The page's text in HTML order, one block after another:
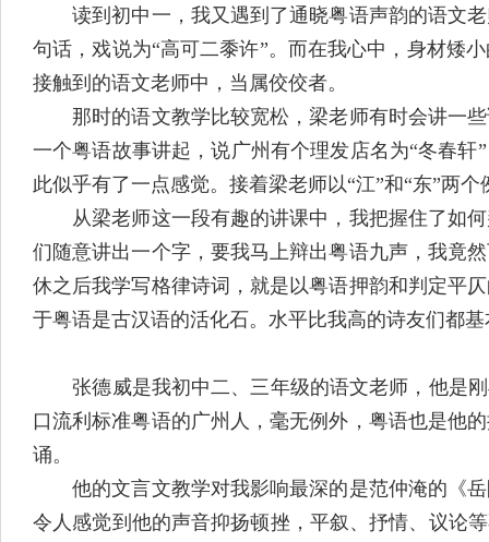
读到初中一，我又遇到了通晓粤语声韵的语文老
句话，戏说为“高可二黍许”。而在我心中，身材矮
接触到的语文老师中，当属佼佼者。
那时的语文教学比较宽松，梁老师有时会讲一些
一个粤语故事讲起，说广州有个理发店名为“冬春
此似乎有了一点感觉。接着梁老师以“江”和“东”两
从梁老师这一段有趣的讲课中，我把握住了如何
们随意讲出一个字，要我马上辩出粤语九声，我竟
休之后我学写格律诗词，就是以粤语押韵和判定平
于粤语是古汉语的活化石。水平比我高的诗友们都
张德威是我初中二、三年级的语文老师，他是刚
口流利标准粤语的广州人，毫无例外，粤语也是他
诵。
他的文言文教学对我影响最深的是范仲淹的《岳
令人感觉到他的声音抑扬顿挫，平叙、抒情、议论